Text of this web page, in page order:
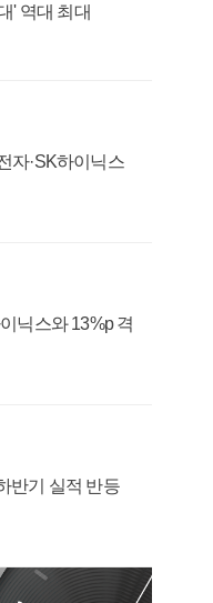
' 역대 최대
자·SK하이닉스
닉스와 13%p 격
반기 실적 반등